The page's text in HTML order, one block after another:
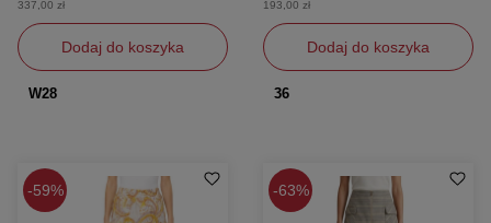
337,00 zł
Dodaj do koszyka
W28
193,00 zł
Dodaj do koszyka
36
59% 63%